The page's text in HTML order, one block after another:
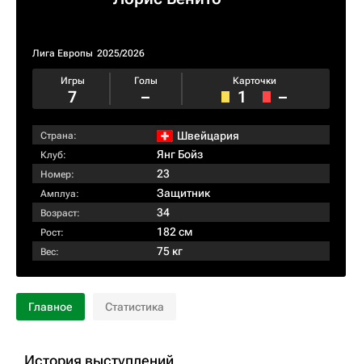
Лига Европы 2025/2026
Игры
7
Голы
–
Карточки
1 –
Страна: Швейцария
Клуб: Янг Бойз
Номер: 23
Амплуа: Защитник
Возраст: 34
Рост: 182 см
Вес: 75 кг
Главное Статистика
История выступлений